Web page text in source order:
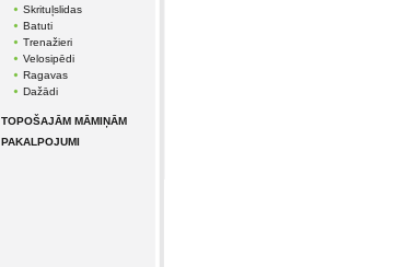
Skrituļslidas
Batuti
Trenažieri
Velosipēdi
Ragavas
Dažādi
TOPOŠAJĀM MĀMIŅĀM
PAKALPOJUMI